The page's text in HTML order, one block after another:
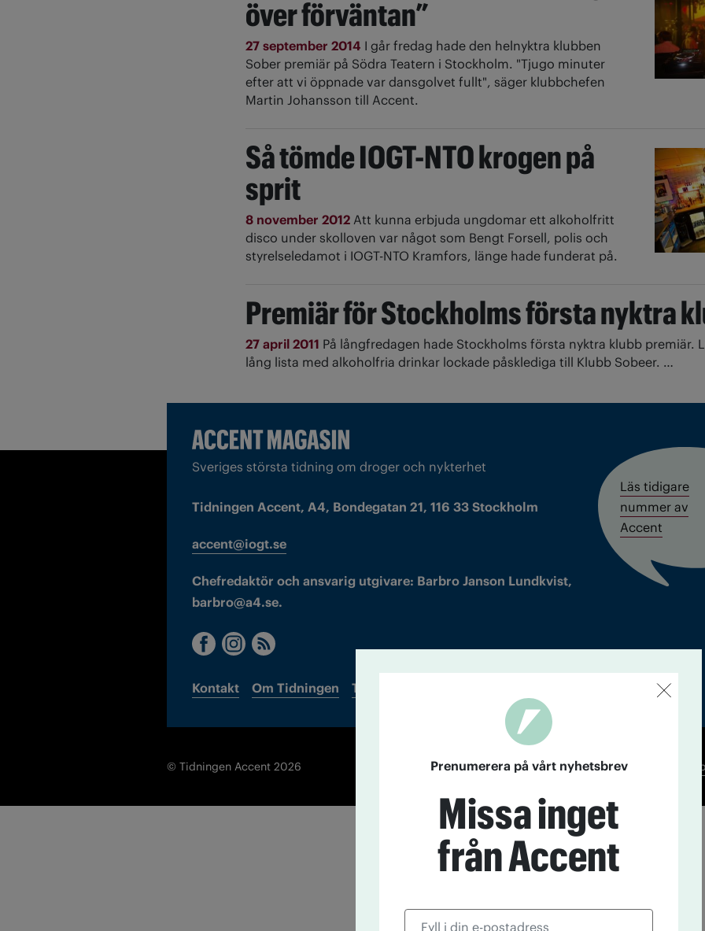
över förväntan”
27 september 2014 I går fredag hade den helnyktra klubben
Sober premiär på Södra Teatern i Stockholm. "Tjugo minuter
efter att vi öppnade var dansgolvet fullt", säger klubbchefen
Martin Johansson till Accent.
Så tömde IOGT-NTO krogen på
sprit
8 november 2012 Att kunna erbjuda ungdomar ett alkoholfritt
disco under skolloven var något som Bengt Forsell, polis och
styrelseledamot i IOGT-NTO Kramfors, länge hade funderat på.
Premiär för Stockholms första nyktra
27 april 2011 På långfredagen hade Stockholms första nyktra klubb premiär.
lång lista med alkoholfria drinkar lockade påsklediga till Klubb Sobeer. …
Sveriges största tidning om droger och nykterhet
Tidningen Accent, A4, Bondegatan 21, 116 33 Stockholm
accent@iogt.se
Chefredaktör och ansvarig utgivare: Barbro Janson Lundkvist,
barbro@a4.se.
Kontakt Om Tidningen Tidningsarkiv
Läs tidigare
nummer av
Accent
© Tidningen Accent 2026 Prenumerera på vårt nyhetsbrev
Missa inget
från Accent